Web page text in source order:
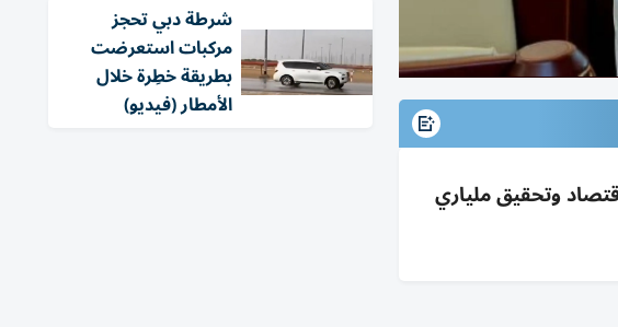
وتحقيق ملياري
شرطة دبي تحجز
مركبات استعرضت
بطريقة خطِرة خلال
الأمطار (فيديو)